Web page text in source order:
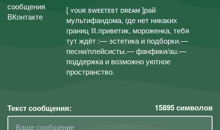
[ ʏᴏᴜʀ sᴡᴇᴇᴛᴇsᴛ ᴅʀᴇᴀᴍ ]рай
мультифандома, где нет никаких
границ ⛓.приветик, мороженка, тебя
тут ждёт :— эстетика и подборки.—
песни/плейсисты.— фанфики/au.—
поддержка и возможно уютное
пространство.
Текст сообщения: 15895символов